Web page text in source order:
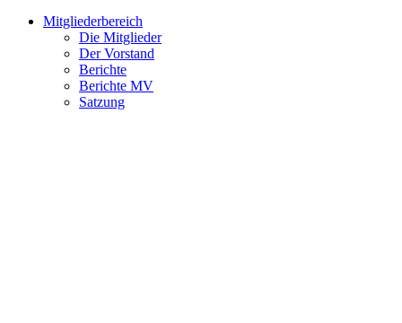
Mitgliederbereich
Die Mitglieder
Der Vorstand
Berichte
Berichte MV
Satzung